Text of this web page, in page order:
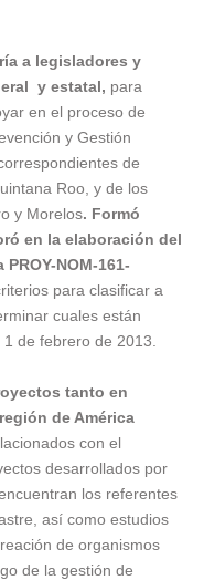
a legisladores y
y estatal, para
en el proceso de
y Gestión
de
Roo, y de los
y Morelos. Formó
en la elaboración del
NOM-161-
para clasificar a
cuales están
de febrero de 2013.
tanto en
de América
con el
desarrollados por
los referentes
así como estudios
de organismos
de la gestión de